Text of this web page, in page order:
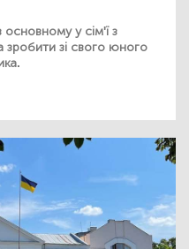
у сім'ї з
зробити зі свого юного